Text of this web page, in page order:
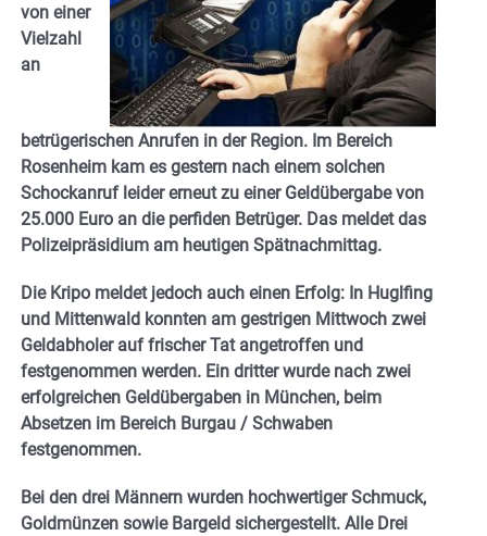
von einer
Vielzahl
an
betrügerischen Anrufen in der Region. Im Bereich
Rosenheim kam es gestern nach einem solchen
Schockanruf leider erneut zu einer Geldübergabe von
25.000 Euro an die perfiden Betrüger. Das meldet das
Polizeipräsidium am heutigen Spätnachmittag.
Die Kripo meldet jedoch auch einen Erfolg: In Huglfing
und Mittenwald konnten am gestrigen Mittwoch zwei
Geldabholer auf frischer Tat angetroffen und
festgenommen werden. Ein dritter wurde nach zwei
erfolgreichen Geldübergaben in München, beim
Absetzen im Bereich Burgau / Schwaben
festgenommen.
Bei den drei Männern wurden hochwertiger Schmuck,
Goldmünzen sowie Bargeld sichergestellt. Alle Drei